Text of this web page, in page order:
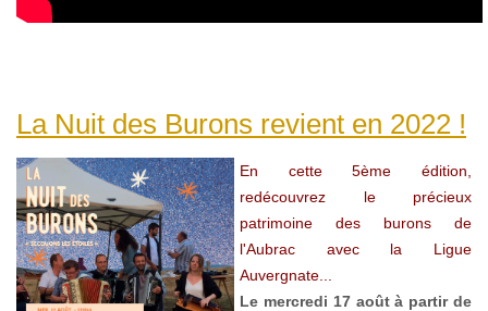
La Nuit des Burons revient en 2022 !
En cette 5ème édition,
redécouvrez le précieux
patrimoine des burons de
l'Aubrac avec la Ligue
Auvergnate...
Le mercredi 17 août à partir de